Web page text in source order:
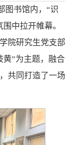
图书馆内，“识
中拉开帷幕。
院研究生党支部
黄”为主题，融合
共同打造了一场